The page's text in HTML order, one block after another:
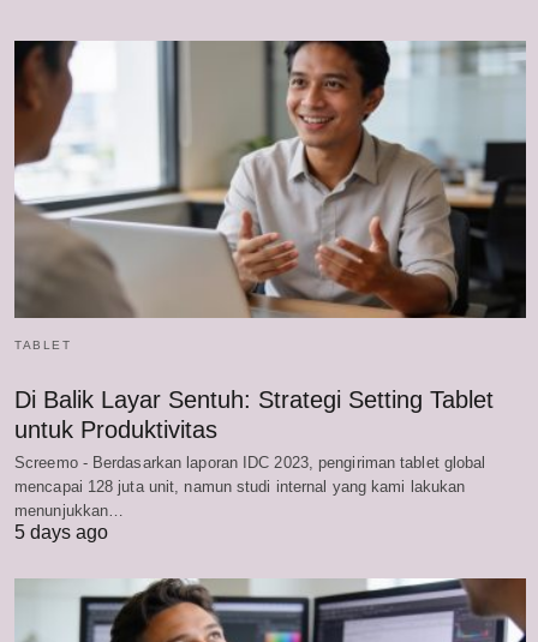
TABLET
Di Balik Layar Sentuh: Strategi Setting Tablet
untuk Produktivitas
Screemo - Berdasarkan laporan IDC 2023, pengiriman tablet global
mencapai 128 juta unit, namun studi internal yang kami lakukan
menunjukkan…
5 days ago